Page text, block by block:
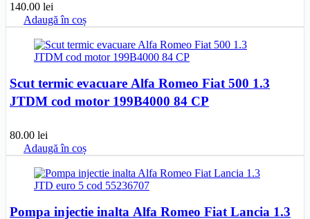
140.00 lei
Adaugă în coș
Scut termic evacuare Alfa Romeo Fiat 500 1.3
JTDM cod motor 199B4000 84 CP
80.00 lei
Adaugă în coș
Pompa injectie inalta Alfa Romeo Fiat Lancia 1.3